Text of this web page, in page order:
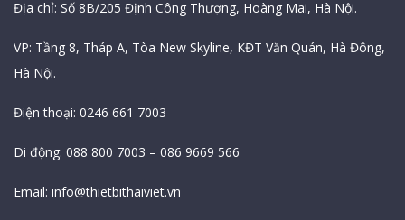
Địa chỉ: Số 8B/205 Định Công Thượng, Hoàng Mai, Hà Nội.
VP: Tầng 8, Tháp A, Tòa New Skyline, KĐT Văn Quán, Hà Đông,
Hà Nội.
Điện thoại: 0246 661 7003
Di động: 088 800 7003 – 086 9669 566
Email: info@thietbithaiviet.vn